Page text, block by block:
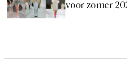
voor zomer